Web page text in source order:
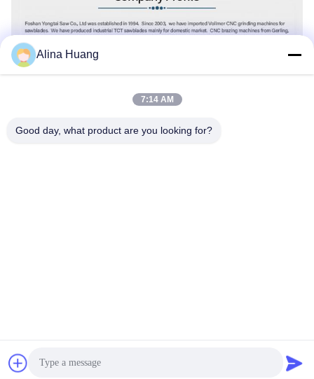
Alina Huang
7:14 AM
Good day, what product are you looking for?